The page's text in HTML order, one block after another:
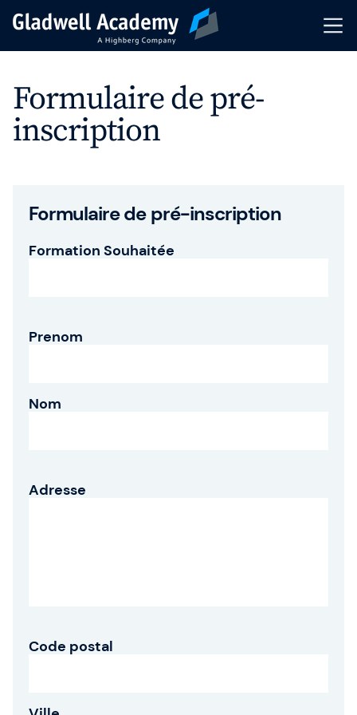
Pré-inscription
Nos Formations
Formations Intra-Entreprise
Formateurs
Indicateurs de performance
SAFe 6.0
Formulaire de pré-
inscription
Formulaire de pré-inscription
Formation Souhaitée
Prenom
Nom
Adresse
Code postal